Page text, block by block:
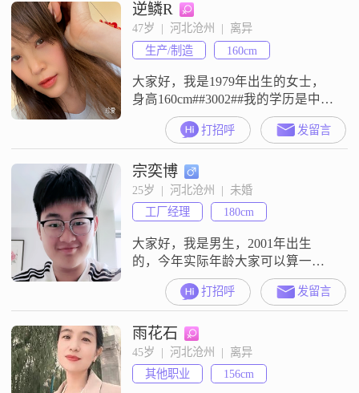
格，身边的朋友评价我是一个稳重
可靠的人，平时随和易相处，没有
什么太大的脾气##3002##对于未来
的生活，我比较追求稳定安逸的状
逆鳞R
47岁  |  河北沧州  |  离异
生产/制造
160cm
大家好，我是1979年出生的女士，
身高160cm##3002##我的学历是中
专，现在在沧州工作，月收入在
3001到5000元之间##3002##我的性
格比较乐观积极，平时也是独立自
信的，做人做事真诚可靠##3002##
对于生活，我追求简单幸福，也希
望能有稳定安逸的日子##3002##平
时我有户外露营的爱好，也喜欢时
尚穿
打招呼 发留言
宗奕博
25岁  |  河北沧州  |  未婚
工厂经理
180cm
大家好，我是男生，2001年出生
的，今年实际年龄大家可以算一下
##3002##我目前的身高是180cm，体
重正常##3002##我的学历是大学本
科##3002##我现在的工作地点在沧
州，月收入范围在12001元到20000
元之间##3002##关于我的性格，大
家可以看到资料里标注的几项
##3002##我平时是一个幽默风
打招呼 发留言
雨花石
45岁  |  河北沧州  |  离异
其他职业
156cm